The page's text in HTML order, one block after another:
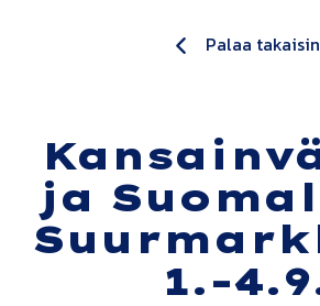
Palaa takaisin
ja
1.-